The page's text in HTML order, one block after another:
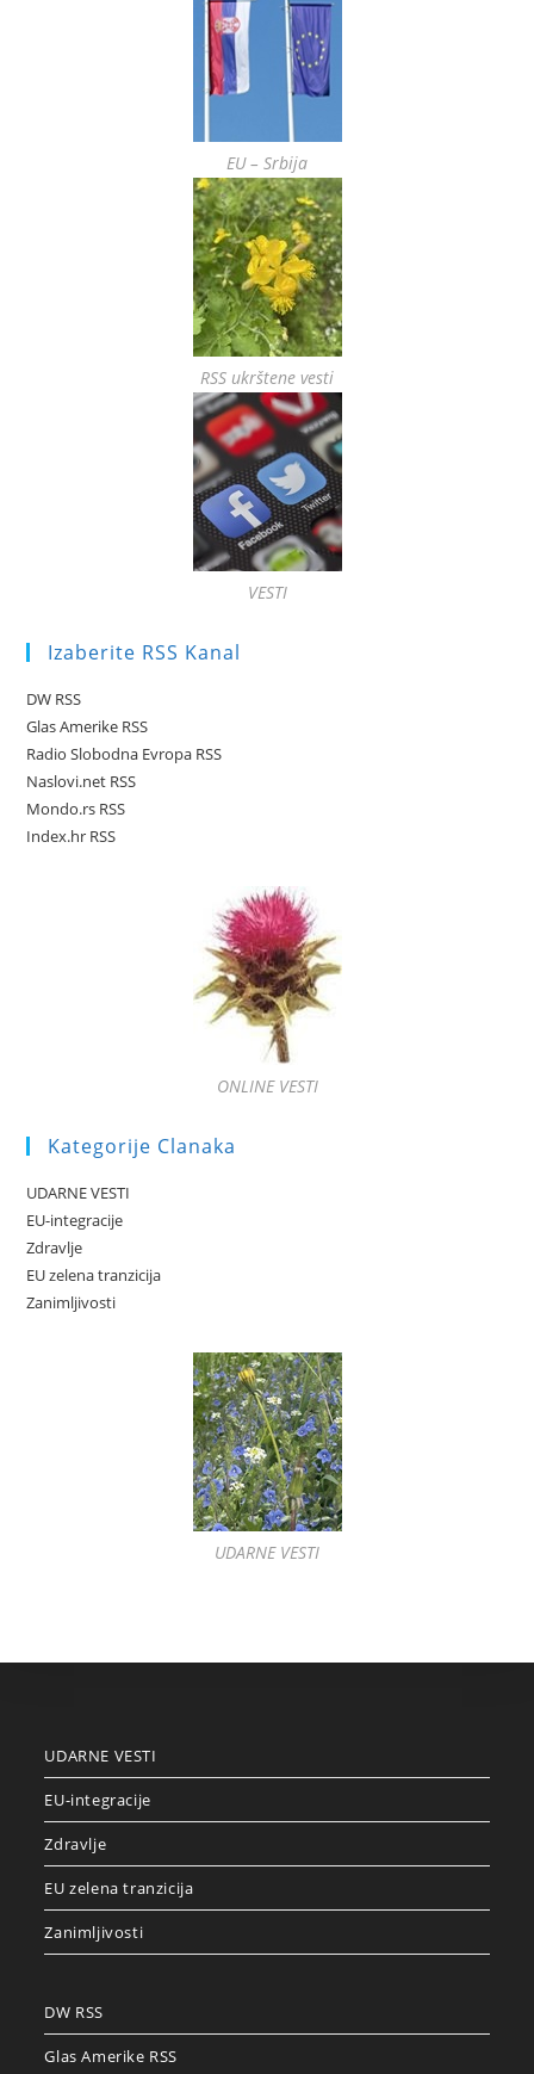
EU – Srbija
RSS ukrštene vesti
VESTI
Izaberite RSS Kanal
DW RSS
Glas Amerike RSS
Radio Slobodna Evropa RSS
Naslovi.net RSS
Mondo.rs RSS
Index.hr RSS
ONLINE VESTI
Kategorije Clanaka
UDARNE VESTI
EU-integracije
Zdravlje
EU zelena tranzicija
Zanimljivosti
UDARNE VESTI
UDARNE VESTI
EU-integracije
Zdravlje
EU zelena tranzicija
Zanimljivosti
DW RSS
Glas Amerike RSS